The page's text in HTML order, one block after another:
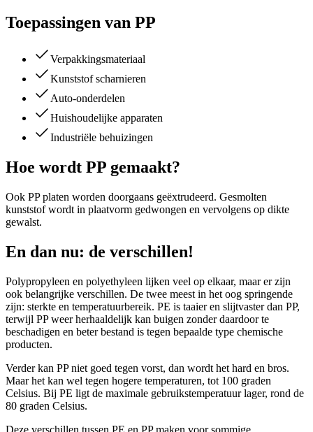
Toepassingen van PP
Verpakkingsmateriaal
Kunststof scharnieren
Auto-onderdelen
Huishoudelijke apparaten
Industriële behuizingen
Hoe wordt PP gemaakt?
Ook PP platen worden doorgaans geëxtrudeerd. Gesmolten
kunststof wordt in plaatvorm gedwongen en vervolgens op dikte
gewalst.
En dan nu: de verschillen!
Polypropyleen en polyethyleen lijken veel op elkaar, maar er zijn
ook belangrijke verschillen. De twee meest in het oog springende
zijn: sterkte en temperatuurbereik. PE is taaier en slijtvaster dan PP,
terwijl PP weer herhaaldelijk kan buigen zonder daardoor te
beschadigen en beter bestand is tegen bepaalde type chemische
producten.
Verder kan PP niet goed tegen vorst, dan wordt het hard en bros.
Maar het kan wel tegen hogere temperaturen, tot 100 graden
Celsius. Bij PE ligt de maximale gebruikstemperatuur lager, rond de
80 graden Celsius.
Deze verschillen tussen PE en PP maken voor sommige